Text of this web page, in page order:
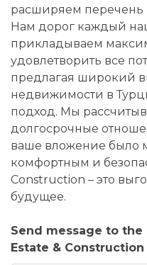
расширяем перечень
Нам дорог каждый
прикладываем
удовлетворить все
предлагая широкий
недвижимости в
подход. Мы
долгосрочные
ваше вложение было
комфортным и
Construction – это
будущее.
Send message to the
Estate & Construction